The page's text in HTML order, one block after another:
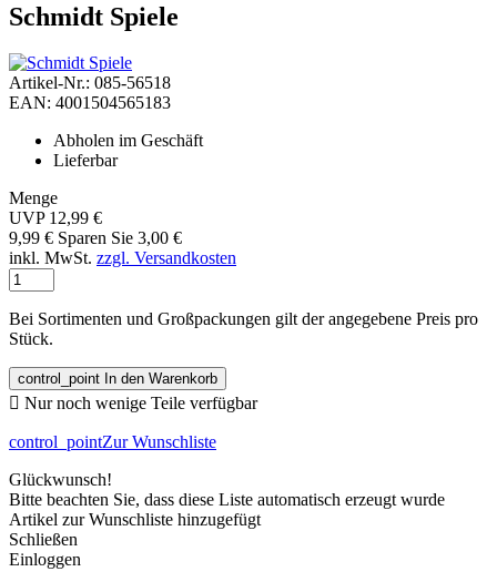
Schmidt Spiele
Artikel-Nr.: 085-56518
EAN: 4001504565183
Abholen im Geschäft
Lieferbar
Menge
UVP 12,99 €
9,99 € Sparen Sie 3,00 €
inkl. MwSt. zzgl. Versandkosten
Bei Sortimenten und Großpackungen gilt der angegebene Preis pro
Stück.
control_point In den Warenkorb
 Nur noch wenige Teile verfügbar
control_pointZur Wunschliste
Glückwunsch!
Bitte beachten Sie, dass diese Liste automatisch erzeugt wurde
Artikel zur Wunschliste hinzugefügt
Schließen
Einloggen